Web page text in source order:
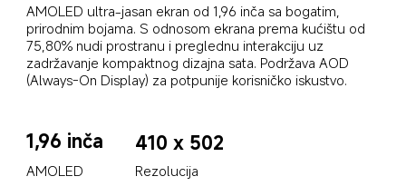
AMOLED ultra-jasan ekran od 1,96 inča sa bogatim,
prirodnim bojama. S odnosom ekrana prema kućištu od
75,80% nudi prostranu i preglednu interakciju uz
zadržavanje kompaktnog dizajna sata. Podržava AOD
(Always-On Display) za potpunije korisničko iskustvo.
1,96 inča
AMOLED
410 x 502
Rezolucija